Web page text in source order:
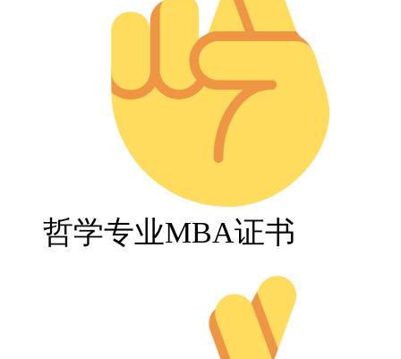
哲学专业MBA证书